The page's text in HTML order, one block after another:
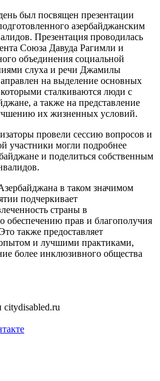
был посвящен презентации
азербайджанским
Презентация проводилась
Союза Давуда Рагимли и
объединения социальной
слуха и речи Джамилы
на выделение основных
сталкиваются люди с
а также на представление
их жизненных условий.
провели сессию вопросов и
участники могли подробнее
и поделиться собственным
в таком значимом
подчеркивает
страны в
обеспечению прав и благополучия
также предоставляет
и лучшими практиками,
более инклюзивного общества